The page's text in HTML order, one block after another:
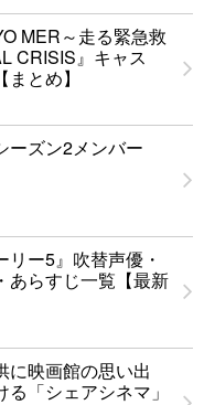
MER～走る緊急救
CRISIS』キャス
とめ】
ーズン2メンバー
リー5』吹替声優・
あらすじ一覧【最新
に映画館の思い出
「シェアシネマ」